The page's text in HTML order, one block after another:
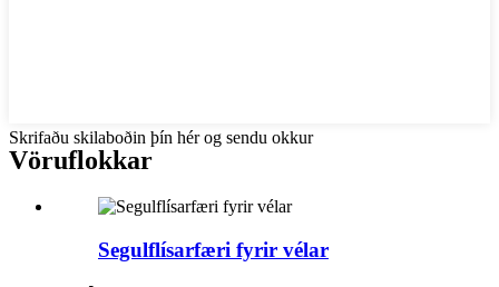
Skrifaðu skilaboðin þín hér og sendu okkur
Vöruflokkar
Segulflísarfæri fyrir vélar